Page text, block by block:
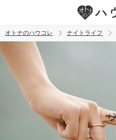
トレンド ワード
ラブグッズ 乳首 吸うやつ
オトナのハウコレ ナイトライフ